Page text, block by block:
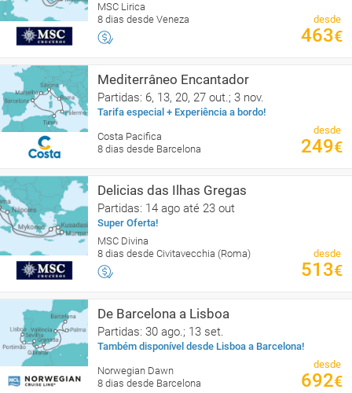
MSC Lirica
8 dias desde Veneza
desde
463€
Mediterrâneo Encantador
Partidas: 6, 13, 20, 27 out.; 3 nov.
Tarifa especial + Experiência a bordo!
Costa Pacifica
8 dias desde Barcelona
desde
249€
Delicias das Ilhas Gregas
Partidas: 14 ago até 23 out
Super Oferta!
MSC Divina
8 dias desde Civitavecchia (Roma)
desde
513€
De Barcelona a Lisboa
Partidas: 30 ago.; 13 set.
Também disponível desde Lisboa a Barcelona!
Norwegian Dawn
8 dias desde Barcelona
desde
692€